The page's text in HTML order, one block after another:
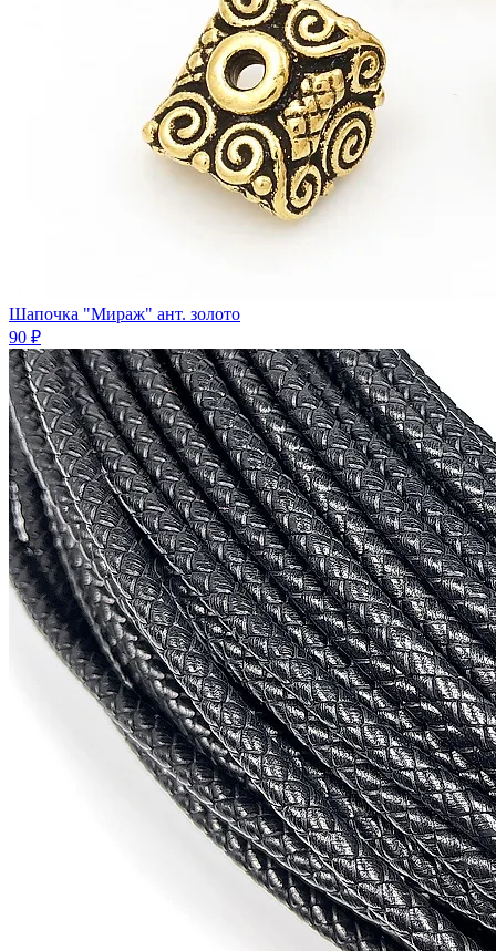
Шапочка "Мираж" ант. золото
90 ₽